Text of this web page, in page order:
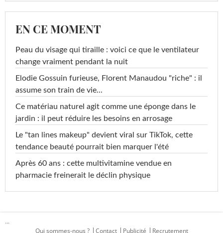
EN CE MOMENT
Peau du visage qui tiraille : voici ce que le ventilateur
change vraiment pendant la nuit
Elodie Gossuin furieuse, Florent Manaudou "riche" : il
assume son train de vie...
Ce matériau naturel agit comme une éponge dans le
jardin : il peut réduire les besoins en arrosage
Le "tan lines makeup" devient viral sur TikTok, cette
tendance beauté pourrait bien marquer l'été
Après 60 ans : cette multivitamine vendue en
pharmacie freinerait le déclin physique
...
Qui sommes-nous ?
Contact Publicité Recrutement